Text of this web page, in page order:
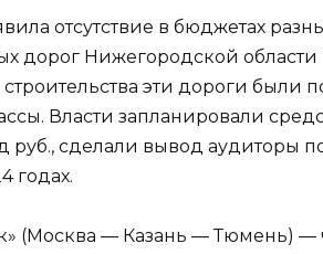
отсутствие в бюджетах
Нижегородской области
эти дороги
Власти запланировали
руб., сделали вывод
годах.
(Москва — Казань — Тюмень)